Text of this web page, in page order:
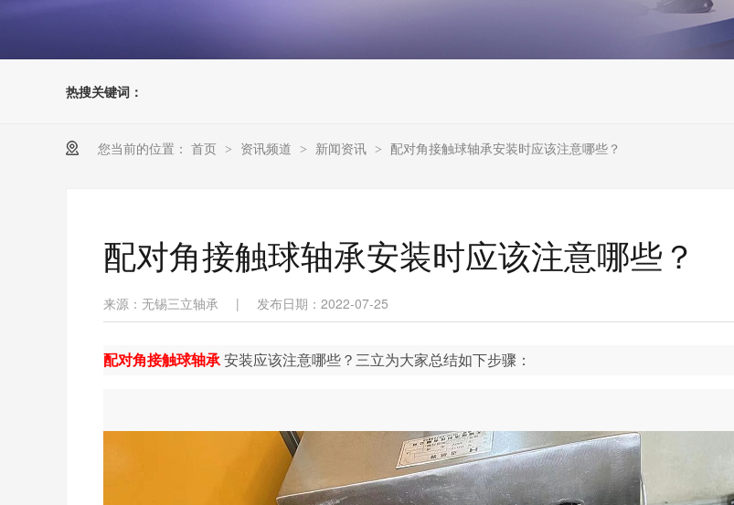
热搜关键词：
您当前的位置： 首页 > 资讯频道 > 新闻资讯 > 配对角接触球轴承安装时应该注意哪些？
配对角接触球轴承安装时应该注意哪些？
来源：无锡三立轴承 | 发布日期：2022-07-25
配对角接触球轴承 安装应该注意哪些？三立为大家总结如下步骤：